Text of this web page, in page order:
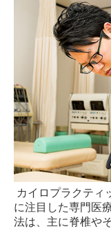
交通案内
スタッフ紹介
治療機器
交通事故治療
治療例
ひざ痛
肩痛
腰痛
カイロプラクティ
に注目した専門医
法は、主に脊椎や